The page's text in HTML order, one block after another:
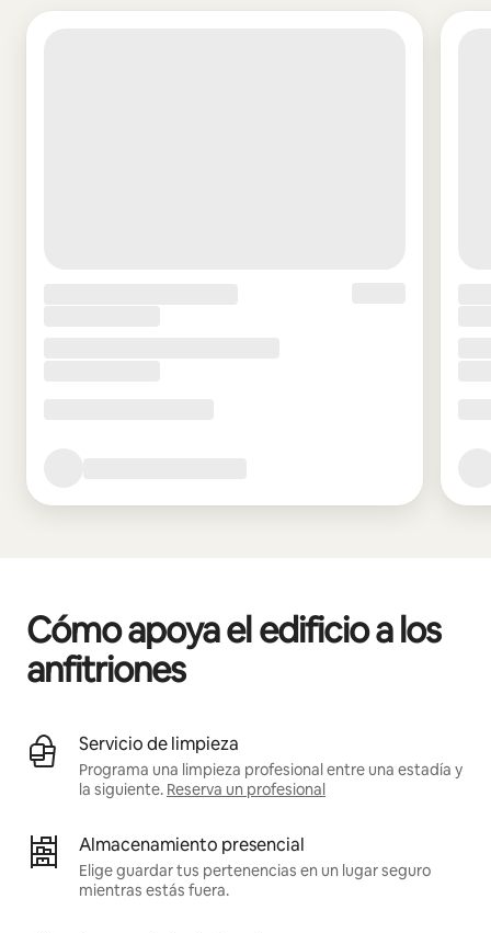
Cómo apoya el edificio a los
anfitriones
Servicio de limpieza
Programa una limpieza profesional entre una estadía y
la siguiente. Reserva un profesional
Almacenamiento presencial
Elige guardar tus pertenencias en un lugar seguro
mientras estás fuera.